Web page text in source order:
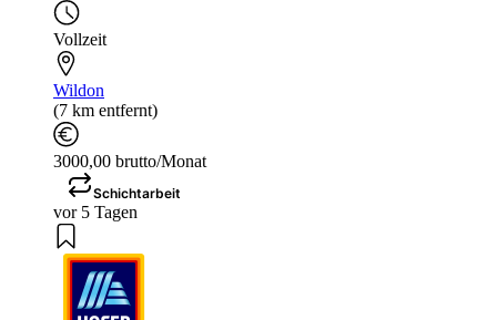
Vollzeit
Wildon
(7 km entfernt)
3000,00 brutto/Monat
Schichtarbeit
vor 5 Tagen